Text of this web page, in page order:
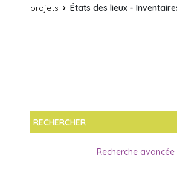
projets
États des lieux -
Recherche avancée